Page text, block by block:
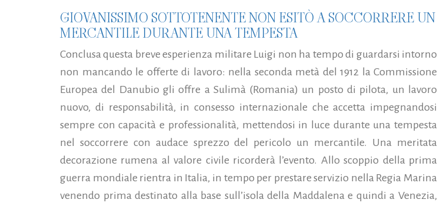
GIOVANISSIMO SOTTOTENENTE NON ESITÒ A SOCCORRERE UN
MERCANTILE DURANTE UNA TEMPESTA
Conclusa questa breve esperienza militare Luigi non ha tempo di guardarsi intorno
non mancando le offerte di lavoro: nella seconda metà del 1912 la Commissione
Europea del Danubio gli offre a Sulimà (Romania) un posto di pilota, un lavoro
nuovo, di responsabilità, in consesso internazionale che accetta impegnandosi
sempre con capacità e professionalità, mettendosi in luce durante una tempesta
nel soccorrere con audace sprezzo del pericolo un mercantile. Una meritata
decorazione rumena al valore civile ricorderà l’evento. Allo scoppio della prima
guerra mondiale rientra in Italia, in tempo per prestare servizio nella Regia Marina
venendo prima destinato alla base sull’isola della Maddalena e quindi a Venezia,